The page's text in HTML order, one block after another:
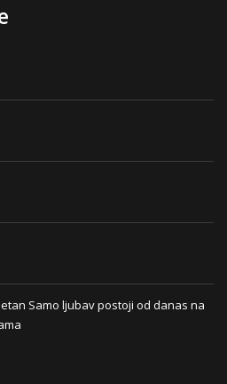
Samo ljubav postoji od danas na